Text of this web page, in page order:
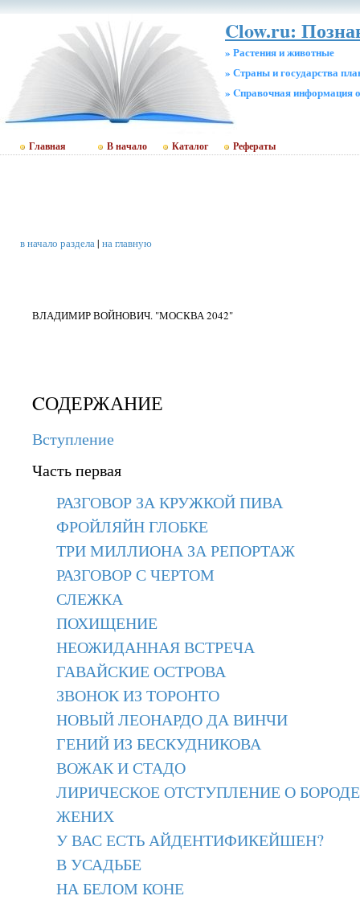
Clow.ru:
» Растения и животные
» Страны и государства
» Cправочная информация
Главная В начало Каталог Рефераты
в начало раздела| на главную
ВЛАДИМИР ВОЙНОВИЧ. "МОСКВА 2042"
CОДЕРЖАНИЕ
Вступление
Часть первая
РАЗГОВОР ЗА КРУЖКОЙ ПИВА
ФРОЙЛЯЙН ГЛОБКЕ
ТРИ МИЛЛИОНА ЗА РЕПОРТАЖ
РАЗГОВОР С ЧЕРТОМ
СЛЕЖКА
ПОХИЩЕНИЕ
НЕОЖИДАННАЯ ВСТРЕЧА
ГАВАЙСКИЕ ОСТРОВА
ЗВОНОК ИЗ ТОРОНТО
НОВЫЙ ЛЕОНАРДО ДА ВИНЧИ
ГЕНИЙ ИЗ БЕСКУДНИКОВА
ВОЖАК И СТАДО
ЛИРИЧЕСКОЕ ОТСТУПЛЕНИЕ О БОРОДЕ
ЖЕНИХ
У ВАС ЕСТЬ АЙДЕНТИФИКЕЙШЕН?
В УСАДЬБЕ
НА БЕЛОМ КОНЕ